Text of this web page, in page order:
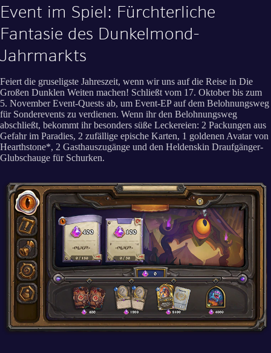
Event im Spiel: Fürchterliche
Fantasie des Dunkelmond-
Jahrmarkts
Feiert die gruseligste Jahreszeit, wenn wir uns auf die Reise in Die
Großen Dunklen Weiten machen! Schließt vom 17. Oktober bis zum
5. November Event-Quests ab, um Event-EP auf dem Belohnungsweg
für Sonderevents zu verdienen. Wenn ihr den Belohnungsweg
abschließt, bekommt ihr besonders süße Leckereien: 2 Packungen aus
Gefahr im Paradies, 2 zufällige epische Karten, 1 goldenen Avatar von
Hearthstone*, 2 Gasthauszugänge und den Heldenskin Draufgänger-
Glubschauge für Schurken.